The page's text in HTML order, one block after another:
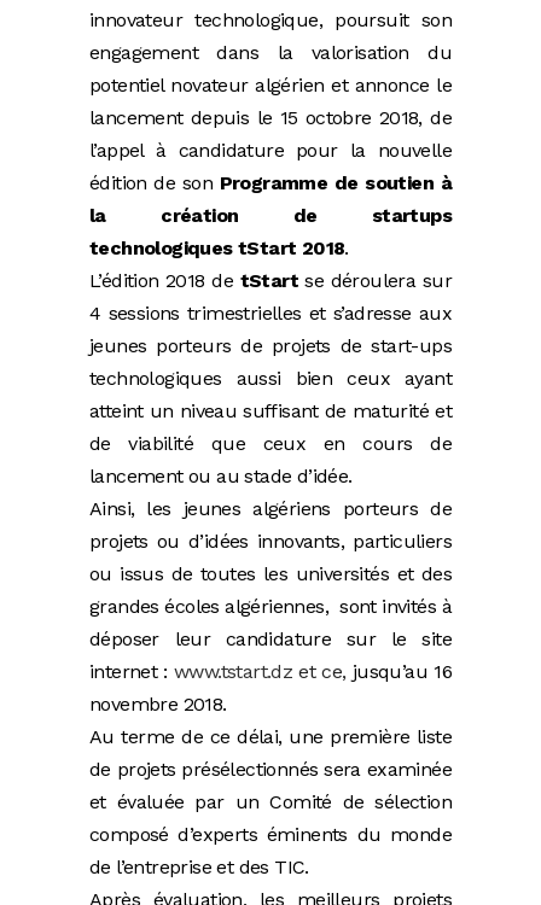
innovateur technologique, poursuit son
engagement dans la valorisation du
potentiel novateur algérien et annonce le
lancement depuis le 15 octobre 2018, de
l’appel à candidature pour la nouvelle
édition de son Programme de soutien à
la création de startups
technologiques tStart 2018.
L’édition 2018 de tStartse déroulera sur
4 sessions trimestrielles et s’adresse aux
jeunes porteurs de projets de start-ups
technologiques aussi bien ceux ayant
atteint un niveau suffisant de maturité et
de viabilité que ceux en cours de
lancement ou au stade d’idée.
Ainsi, les jeunes algériens porteurs de
projets ou d’idées innovants, particuliers
ou issus de toutes les universités et des
grandes écoles algériennes, sont invités à
déposer leur candidature sur le site
internet : www.tstart.dz et ce, jusqu’au 16
novembre 2018.
Au terme de ce délai, une première liste
de projets présélectionnés sera examinée
et évaluée par un Comité de sélection
composé d’experts éminents du monde
de l’entreprise et des TIC.
Après évaluation, les meilleurs projets